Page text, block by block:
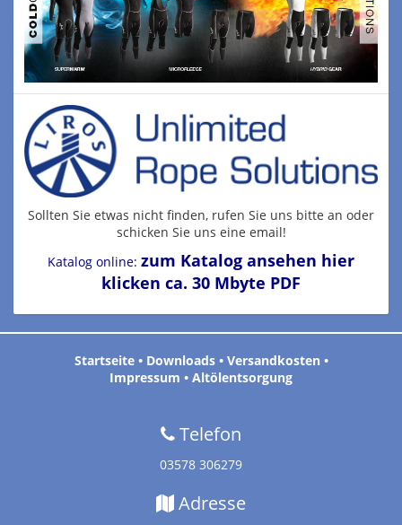
Sollten Sie etwas nicht finden, rufen Sie uns bitte an oder
schicken Sie uns eine email!
Katalog online: zum Katalog ansehen hier
klicken ca. 30 Mbyte PDF
Startseite• Downloads• Versandkosten•
Impressum • Altölentsorgung
Telefon
03578 306279
Adresse